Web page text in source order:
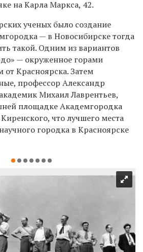
на Карла Маркса, 42.
ученых было создание
— в Новосибирске тогда
такой. Одним из вариантов
— окруженное горами
от Красноярска. Затем
профессор Александр
Михаил Лаврентьев,
площадке Академгородка
что лучшего места
городка в Красноярске